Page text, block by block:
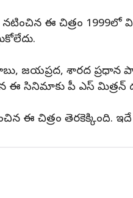
నటించిన ఈ చిత్రం
జయప్రద, శారద ప్రధాన
ఈ సినిమాకు పీ ఎస్ మిత్రన్
ఈ చిత్రం తెరకెక్కింది.